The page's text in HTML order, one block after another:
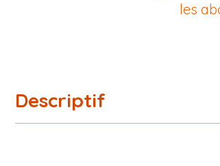
les
Descriptif